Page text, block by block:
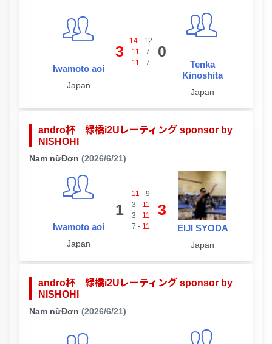
Iwamoto aoi
Japan
3
14- 12
11 - 7
11 - 7
0
Tenka
Kinoshita
Japan
andro杯 緑橋i2Uレーティング sponsor by
NISHOHI
Nam nữĐơn (2026/6/21)
Iwamoto aoi
Japan
1
11 - 9
3 - 11
3 - 11
7 - 11
3
EIJI SYODA
Japan
andro杯 緑橋i2Uレーティング sponsor by
NISHOHI
Nam nữĐơn (2026/6/21)